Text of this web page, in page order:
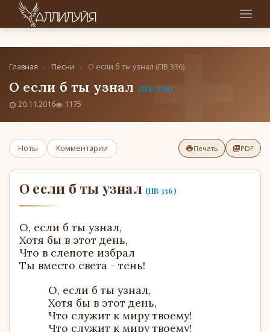
Главная › Песни › О если б ты узнал (ПВ 336)
О если б ты узнал (ПВ 336)
20.11.2016 1175
Ноты Комментарии Печать PDF
О если б ты узнал (ПВ 336)
О, если б ты узнал,
Хотя бы в этот день,
Что в слепоте избрал
Ты вместо света - тень!
О, если б ты узнал,
Хотя бы в этот день,
Что служит к миру твоему!
Что служит к миру твоему!